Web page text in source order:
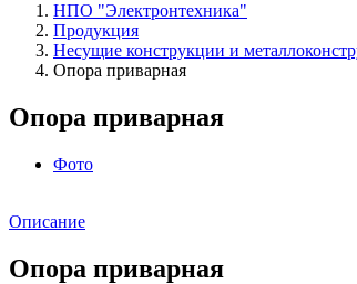
НПО "Электронтехника"
Продукция
Несущие конструкции и
Опора приварная
Опора приварная
Фото
Описание
Опора приварная